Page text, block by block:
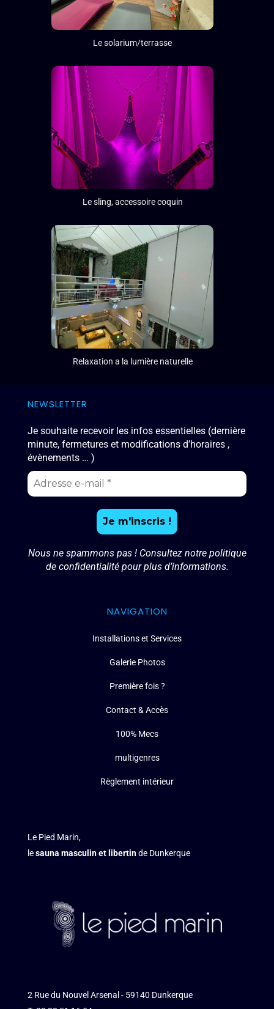
Le solarium/terrasse
Le sling, accessoire coquin
Relaxation a la lumière naturelle
NEWSLETTER
Je souhaite recevoir les infos essentielles (dernière
minute, fermetures et modifications d’horaires ,
évènements … )
Nous ne spammons pas ! Consultez notre politique
de confidentialitépour plus d’informations.
NAVIGATION
Installations et Services
Galerie Photos
Première fois ?
Contact & Accès
100% Mecs
multigenres
Règlement intérieur
Le Pied Marin,
lesauna masculin et libertinde Dunkerque
2 Rue du Nouvel Arsenal - 59140 Dunkerque